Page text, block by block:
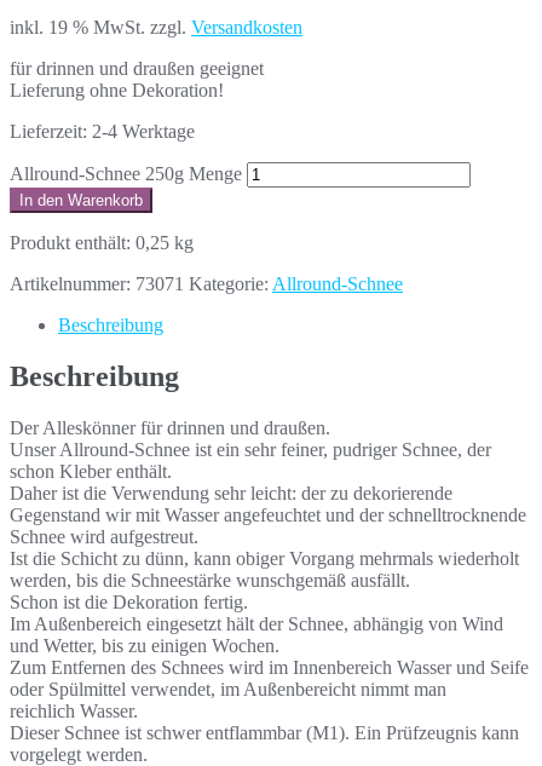
inkl. 19 % MwSt. zzgl. Versandkosten
für drinnen und draußen geeignet
Lieferung ohne Dekoration!
Lieferzeit: 2-4 Werktage
Allround-Schnee 250g Menge
In den Warenkorb
Produkt enthält: 0,25 kg
Artikelnummer: 73071 Kategorie: Allround-Schnee
Beschreibung
Beschreibung
Der Alleskönner für drinnen und draußen.
Unser Allround-Schnee ist ein sehr feiner, pudriger Schnee, der
schon Kleber enthält.
Daher ist die Verwendung sehr leicht: der zu dekorierende
Gegenstand wir mit Wasser angefeuchtet und der schnelltrocknende
Schnee wird aufgestreut.
Ist die Schicht zu dünn, kann obiger Vorgang mehrmals wiederholt
werden, bis die Schneestärke wunschgemäß ausfällt.
Schon ist die Dekoration fertig.
Im Außenbereich eingesetzt hält der Schnee, abhängig von Wind
und Wetter, bis zu einigen Wochen.
Zum Entfernen des Schnees wird im Innenbereich Wasser und Seife
oder Spülmittel verwendet, im Außenbereicht nimmt man
reichlich Wasser.
Dieser Schnee ist schwer entflammbar (M1). Ein Prüfzeugnis kann
vorgelegt werden.